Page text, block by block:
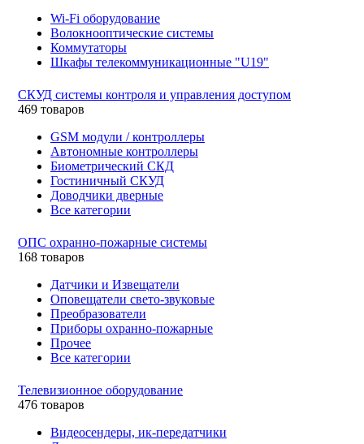
Wi-Fi оборудование
Волокнооптические системы
Коммутаторы
Шкафы телекоммуникационные "U19"
СКУД системы контроля и управления доступом
469 товаров
GSM модули / контроллеры
Автономные контроллеры
Биометрический СКД
Гостиничный СКУД
Доводчики дверные
Все категории
ОПС охранно-пожарные системы
168 товаров
Датчики и Извещатели
Оповещатели свето-звуковые
Преобразователи
Приборы охранно-пожарные
Прочее
Все категории
Телевизионное оборудование
476 товаров
Видеосендеры, ик-передатчики